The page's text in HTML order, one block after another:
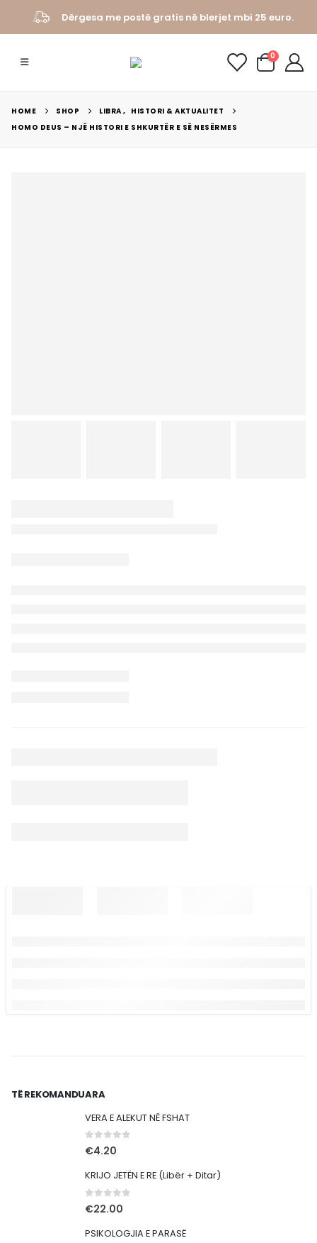
Dërgesa me postë gratis në blerjet mbi 25 euro.
0
HOME SHOP LIBRA , HISTORI & AKTUALITET
HOMO DEUS – NJË HISTORI E SHKURTËR E SË NESËRMES
TË REKOMANDUARA
VERA E ALEKUT NË FSHAT
0out of 5
€4.20
KRIJO JETËN E RE (Libër + Ditar)
out of 5
€22.00
PSIKOLOGJIA E PARASË